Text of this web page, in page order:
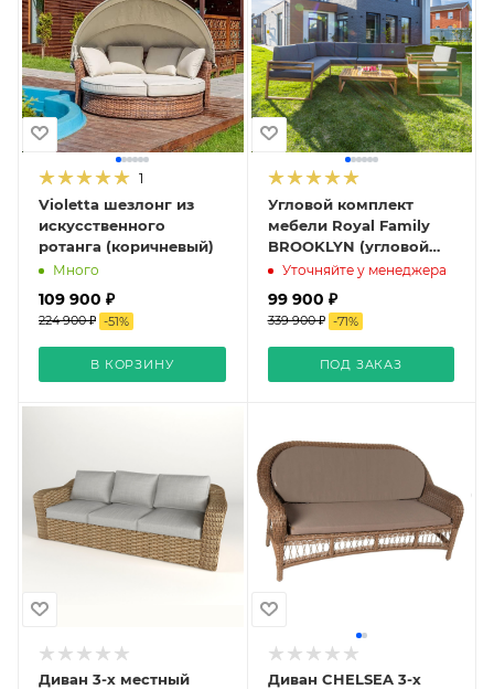
1
Violetta шезлонг из
искусственного
ротанга (коричневый)
Много
109 900 ₽
224 900 ₽ -51%
В КОРЗИНУ
Угловой комплект
мебели Royal Family
BROOKLYN (угловой
диван, столик, кресло)
Уточняйте у менеджера
99 900 ₽
339 900 ₽ -71%
ПОД ЗАКАЗ
Диван 3-х местный
Диван CHELSEA 3-х